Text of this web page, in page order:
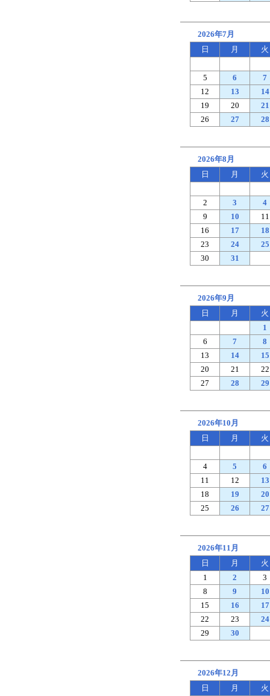
2026年7月
日
月 火
5 6
7
12
13
14
19
20
21
26
27 28
2026年8月
日
月 火
2 3
4
9
10
11
16
17
18
23
24
25
30
31
2026年9月
日
月
火
1
6
7
8
13
14
15
20
21
22
27
28 29
2026年10月
日
月 火
4 5
6
11
12
13
18
19
20
25
26 27
2026年11月
日
月
火
1
2
3
8
9
10
15
16
17
22
23
24
29
30
2026年12月
日
月
火